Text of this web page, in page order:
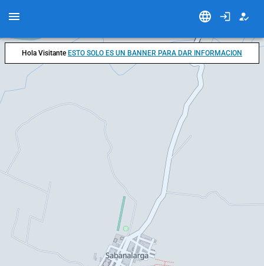
Hola Visitante ESTO SOLO ES UN BANNER PARA DAR INFORMACION